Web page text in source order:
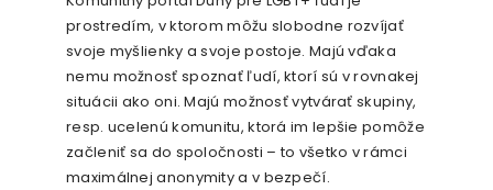
prostredím, v ktorom môžu slobodne rozvíjať
svoje myšlienky a svoje postoje. Majú vďaka
nemu možnosť spoznať ľudí, ktorí sú v rovnakej
situácii ako oni. Majú možnosť vytvárať skupiny,
resp. ucelenú komunitu, ktorá im lepšie pomôže
začleniť sa do spoločnosti – to všetko v rámci
maximálnej anonymity a v bezpečí.